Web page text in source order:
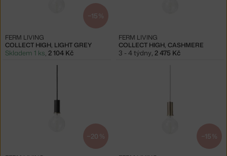
−15 %
COLLECT HIGH, LIGHT GREY
FERM LIVING
Skladem 1 ks, 2 104 Kč
COLLECT HIGH, CASHMERE
FERM LIVING
3 - 4 týdny, 2 475 Kč
−20 % −15 %